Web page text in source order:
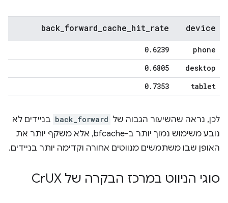
device
back forward cache hit rate
phone
0. 6239
desktop
0. 6805
tablet
0. 7353
לכן, נראה שהשיעור הגבוה של back_forward בניידים לא
נובע משימוש נמוך יותר ב-bfcache, אלא משקף יותר את
האופן שבו משתמשים מנווטים אחורה וקדימה יותר בניידים.
סוגי הניווט במרכז הבקרה של Cr UX